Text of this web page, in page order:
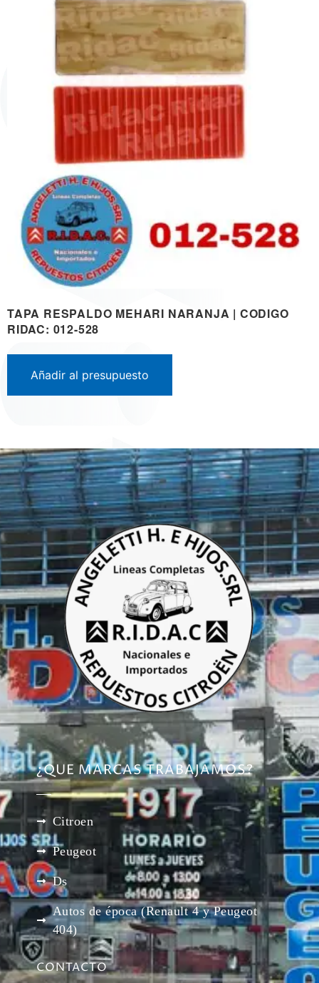
TAPA RESPALDO MEHARI NARANJA | CODIGO
RIDAC: 012-528
Añadir al presupuesto
¿QUE MARCAS TRABAJAMOS?
Citroen
Peugeot
Ds
Autos de época (Renault 4 y Peugeot
404)
CONTACTO